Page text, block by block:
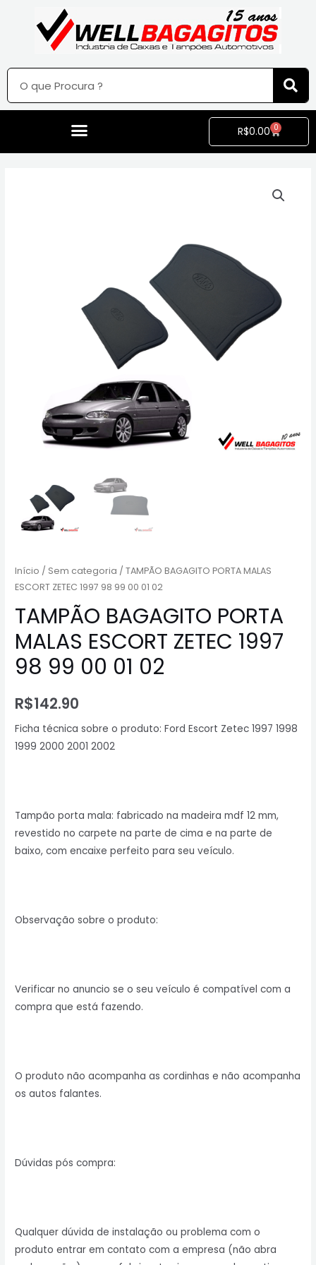
R$0.00 0
Início / Sem categoria / TAMPÃO BAGAGITO PORTA MALAS
ESCORT ZETEC 1997 98 99 00 01 02
TAMPÃO BAGAGITO PORTA
MALAS ESCORT ZETEC 1997
98 99 00 01 02
R$142.90
Ficha técnica sobre o produto: Ford Escort Zetec 1997 1998
1999 2000 2001 2002
Tampão porta mala: fabricado na madeira mdf 12 mm,
revestido no carpete na parte de cima e na parte de
baixo, com encaixe perfeito para seu veículo.
Observação sobre o produto:
Verificar no anuncio se o seu veículo é compatível com a
compra que está fazendo.
O produto não acompanha as cordinhas e não acompanha
os autos falantes.
Dúvidas pós compra:
Qualquer dúvida de instalação ou problema com o
produto entrar em contato com a empresa (não abra